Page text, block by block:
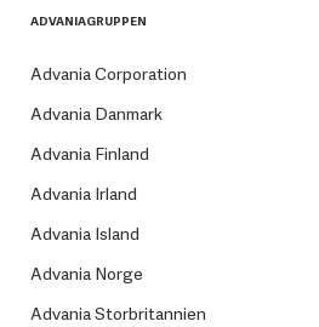
ADVANIAGRUPPEN
Advania Corporation
Advania Danmark
Advania Finland
Advania Irland
Advania Island
Advania Norge
Advania Storbritannien